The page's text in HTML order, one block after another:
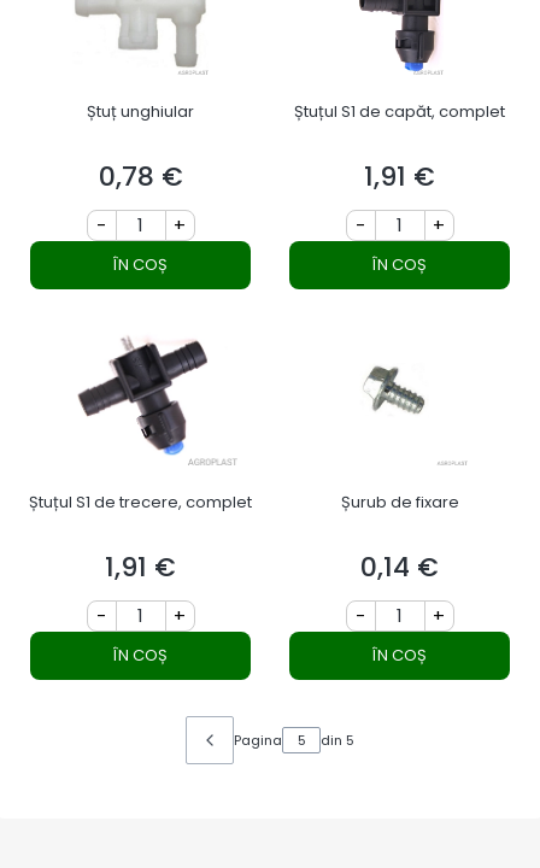
Ștuț unghiular
Preț
0,78 €
- +
ÎN COȘ
Ștuțul S1 de capăt, complet
Preț
1,91 €
- +
ÎN COȘ
Ștuțul S1 de trecere, complet
Preț
1,91 €
- +
ÎN COȘ
Șurub de fixare
Preț
0,14 €
- +
ÎN COȘ
Pagina din 5